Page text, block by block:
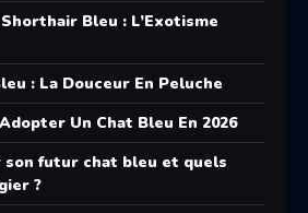
Bleu : L’Exotisme
: La Douceur En Peluche
Un Chat Bleu En 2026
son futur chat bleu et quels
?